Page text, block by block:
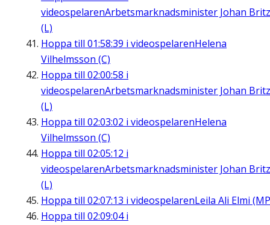
videospelarenArbetsmarknadsminister Johan Britz
(L)
Hoppa till 01:58:39 i videospelarenHelena
Vilhelmsson (C)
Hoppa till 02:00:58 i
videospelarenArbetsmarknadsminister Johan Britz
(L)
Hoppa till 02:03:02 i videospelarenHelena
Vilhelmsson (C)
Hoppa till 02:05:12 i
videospelarenArbetsmarknadsminister Johan Britz
(L)
Hoppa till 02:07:13 i videospelarenLeila Ali Elmi
Hoppa till 02:09:04i